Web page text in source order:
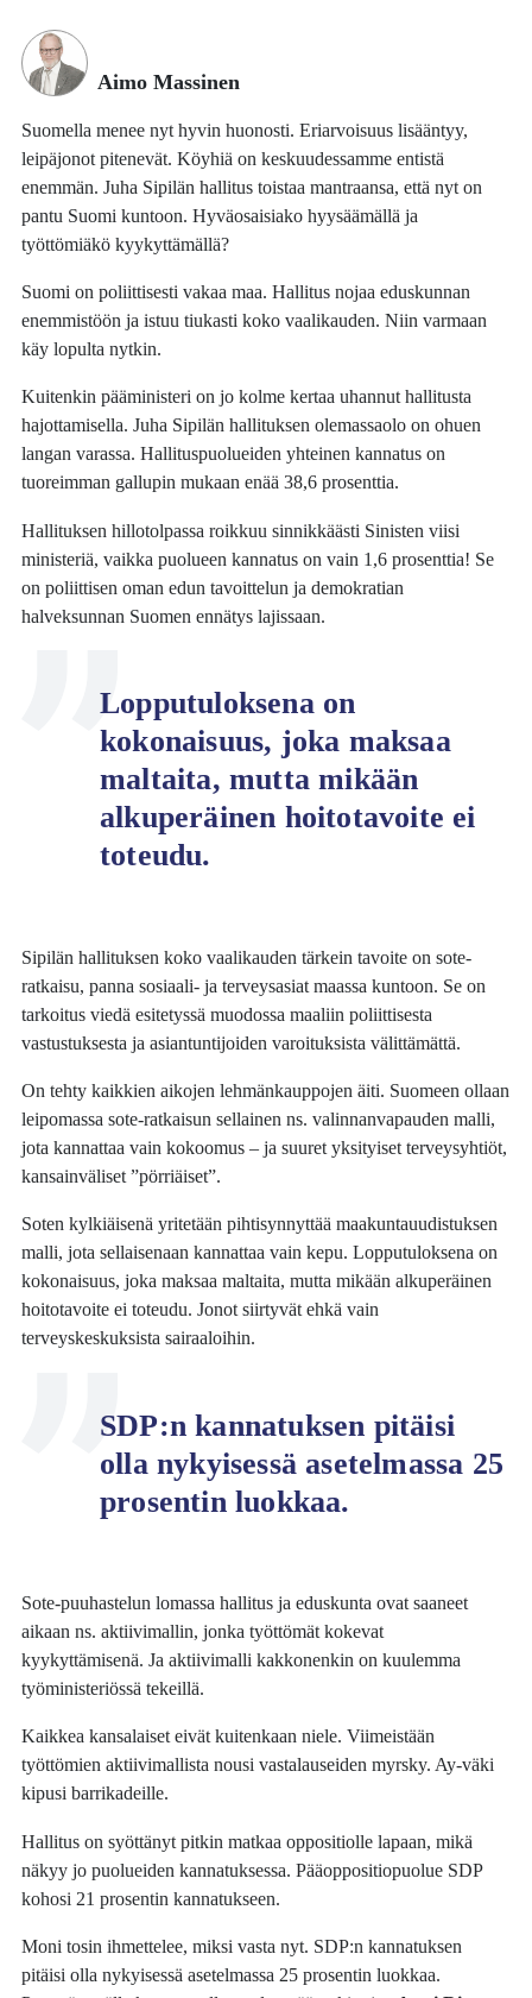
Aimo Massinen
Suomella menee nyt hyvin huonosti. Eriarvoisuus lisääntyy,
leipäjonot pitenevät. Köyhiä on keskuudessamme entistä
enemmän. Juha Sipilän hallitus toistaa mantraansa, että nyt on
pantu Suomi kuntoon. Hyväosaisiako hyysäämällä ja
työttömiäkö kyykyttämällä?
Suomi on poliittisesti vakaa maa. Hallitus nojaa eduskunnan
enemmistöön ja istuu tiukasti koko vaalikauden. Niin varmaan
käy lopulta nytkin.
Kuitenkin pääministeri on jo kolme kertaa uhannut hallitusta
hajottamisella. Juha Sipilän hallituksen olemassaolo on ohuen
langan varassa. Hallituspuolueiden yhteinen kannatus on
tuoreimman gallupin mukaan enää 38,6 prosenttia.
Hallituksen hillotolpassa roikkuu sinnikkäästi Sinisten viisi
ministeriä, vaikka puolueen kannatus on vain 1,6 prosenttia! Se
on poliittisen oman edun tavoittelun ja demokratian
halveksunnan Suomen ennätys lajissaan.
Lopputuloksena on
kokonaisuus, joka maksaa
maltaita, mutta mikään
alkuperäinen hoitotavoite ei
toteudu.
Sipilän hallituksen koko vaalikauden tärkein tavoite on sote-
ratkaisu, panna sosiaali- ja terveysasiat maassa kuntoon. Se on
tarkoitus viedä esitetyssä muodossa maaliin poliittisesta
vastustuksesta ja asiantuntijoiden varoituksista välittämättä.
On tehty kaikkien aikojen lehmänkauppojen äiti. Suomeen ollaan
leipomassa sote-ratkaisun sellainen ns. valinnanvapauden malli,
jota kannattaa vain kokoomus – ja suuret yksityiset terveysyhtiöt,
kansainväliset ”pörriäiset”.
Soten kylkiäisenä yritetään pihtisynnyttää maakuntauudistuksen
malli, jota sellaisenaan kannattaa vain kepu. Lopputuloksena on
kokonaisuus, joka maksaa maltaita, mutta mikään alkuperäinen
hoitotavoite ei toteudu. Jonot siirtyvät ehkä vain
terveyskeskuksista sairaaloihin.
SDP:n kannatuksen pitäisi
olla nykyisessä asetelmassa 25
prosentin luokkaa.
Sote-puuhastelun lomassa hallitus ja eduskunta ovat saaneet
aikaan ns. aktiivimallin, jonka työttömät kokevat
kyykyttämisenä. Ja aktiivimalli kakkonenkin on kuulemma
työministeriössä tekeillä.
Kaikkea kansalaiset eivät kuitenkaan niele. Viimeistään
työttömien aktiivimallista nousi vastalauseiden myrsky. Ay-väki
kipusi barrikadeille.
Hallitus on syöttänyt pitkin matkaa oppositiolle lapaan, mikä
näkyy jo puolueiden kannatuksessa. Pääoppositiopuolue SDP
kohosi 21 prosentin kannatukseen.
Moni tosin ihmettelee, miksi vasta nyt. SDP:n kannatuksen
pitäisi olla nykyisessä asetelmassa 25 prosentin luokkaa.